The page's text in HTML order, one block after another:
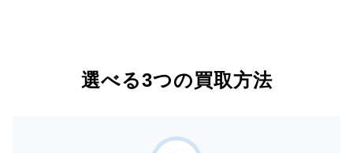
選べる3つの買取方法